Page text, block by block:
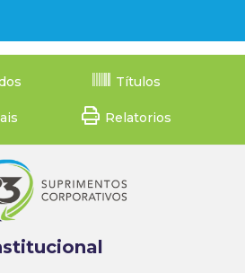
Títulos
Relatorios